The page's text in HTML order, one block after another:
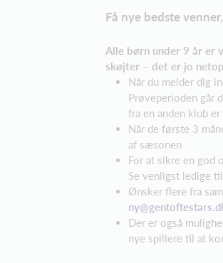
Få nye bedste
Alle børn under 9 år er
skøjter – det er jo
Når du melder dig
Prøveperioden går
fra en anden klub
Når de første 3
af sæsonen
For at sikre en god
Se venligst ledige
Ønsker flere fra
Der er også
nye spillere til at